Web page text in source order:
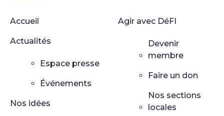
Accueil
Actualités
Espace presse
Événements
Nos idées
Agir avec DéFI
Devenir
membre
Faire un don
Nos sections
locales